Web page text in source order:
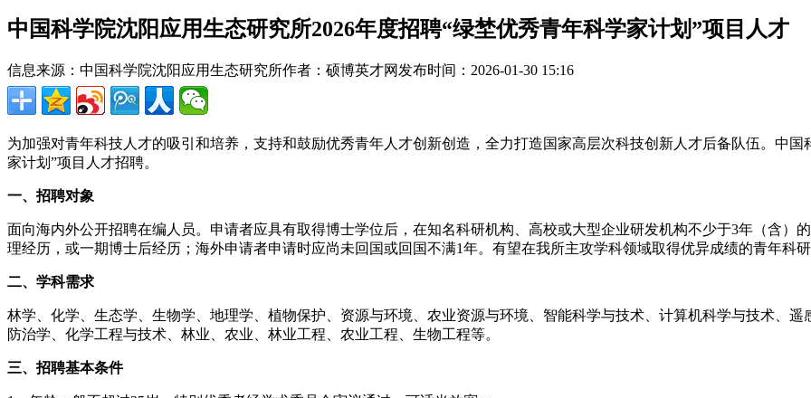
中国科学院沈阳应用生态研究所2026年度招聘“绿埜优秀青年科学家计划”项目人才
信息来源：中国科学院沈阳应用生态研究所作者：硕博英才网 发布时间：2026-01-30 15:16
为加强对青年科技人才的吸引和培养，支持和鼓励优秀青年人才创新创造，全力打造国家高层次科技创新人才后备队伍。中
家计划”项目人才招聘。
一、招聘对象
面向海内外公开招聘在编人员。申请者应具有取得博士学位后，在知名科研机构、高校或大型企业研发机构不少于3年（含）
理经历，或一期博士后经历；海外申请者申请时应尚未回国或回国不满1年。有望在我所主攻学科领域取得优异成绩的青年科
二、学科需求
林学、化学、生态学、生物学、地理学、植物保护、资源与环境、农业资源与环境、智能科学与技术、计算机科学与技术、
防治学、化学工程与技术、林业、农业、林业工程、农业工程、生物工程等。
三、招聘基本条件